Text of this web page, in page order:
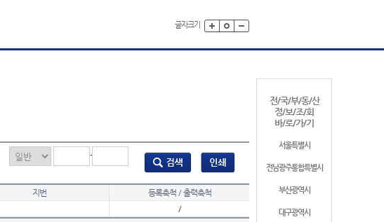
글자크기
전/국/부/동/산
정/보/조/회
바/로/가/기
서울특별시
전남광주통합특별시
부산광역시
대구광역시
-
지번
등록축척 / 출력축척
/